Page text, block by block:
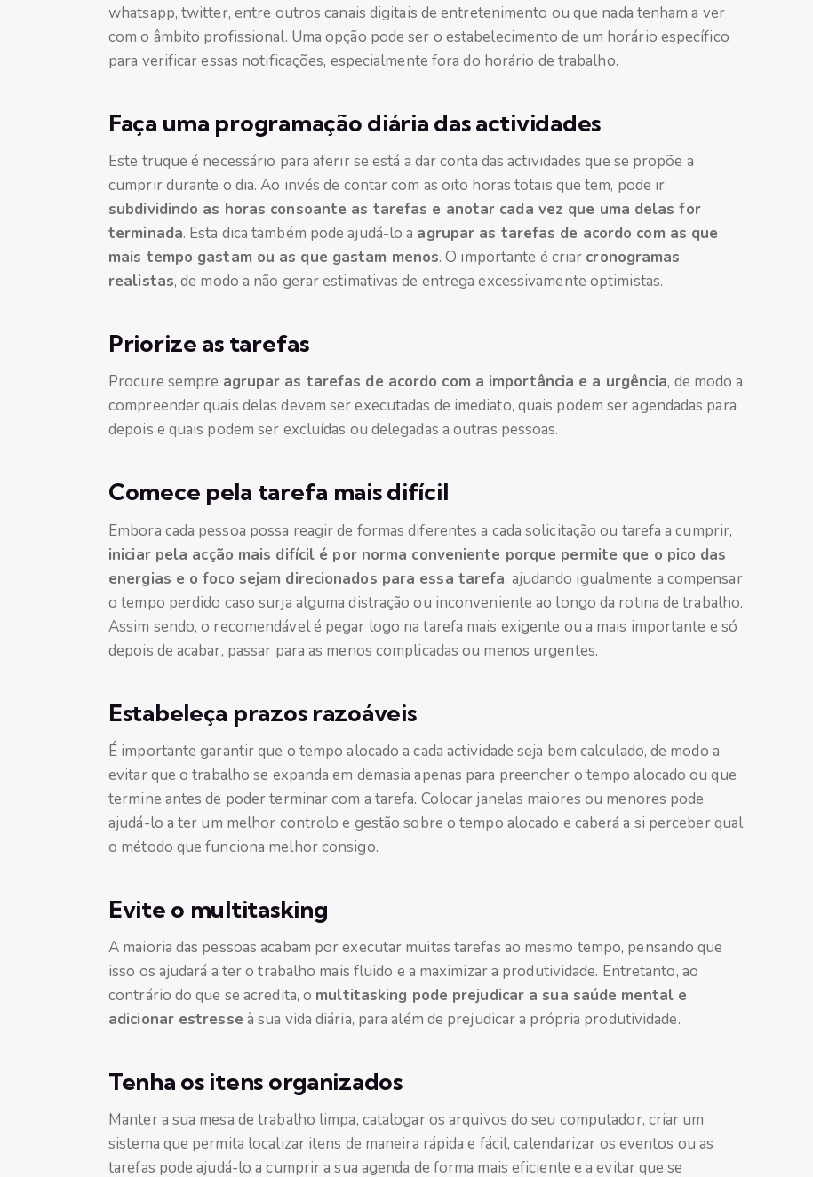
whatsapp, twitter, entre outros canais digitais de entretenimento ou que nada tenham a ver
com o âmbito profissional. Uma opção pode ser o estabelecimento de um horário específico
para verificar essas notificações, especialmente fora do horário de trabalho.
Faça uma programação diária das actividades
Este truque é necessário para aferir se está a dar conta das actividades que se propõe a
cumprir durante o dia. Ao invés de contar com as oito horas totais que tem, pode ir
subdividindo as horas consoante as tarefas e anotar cada vez que uma delas for
terminada. Esta dica também pode ajudá-lo a agrupar as tarefas de acordo com as que
mais tempo gastam ou as que gastam menos. O importante é criar cronogramas
realistas, de modo a não gerar estimativas de entrega excessivamente optimistas.
Priorize as tarefas
Procure sempre agrupar as tarefas de acordo com a importância e a urgência, de modo a
compreender quais delas devem ser executadas de imediato, quais podem ser agendadas para
depois e quais podem ser excluídas ou delegadas a outras pessoas.
Comece pela tarefa mais difícil
Embora cada pessoa possa reagir de formas diferentes a cada solicitação ou tarefa a cumprir,
iniciar pela acção mais difícil é por norma conveniente porque permite que o pico das
energias e o foco sejam direcionados para essa tarefa, ajudando igualmente a compensar
o tempo perdido caso surja alguma distração ou inconveniente ao longo da rotina de trabalho.
Assim sendo, o recomendável é pegar logo na tarefa mais exigente ou a mais importante e só
depois de acabar, passar para as menos complicadas ou menos urgentes.
Estabeleça prazos razoáveis
É importante garantir que o tempo alocado a cada actividade seja bem calculado, de modo a
evitar que o trabalho se expanda em demasia apenas para preencher o tempo alocado ou que
termine antes de poder terminar com a tarefa. Colocar janelas maiores ou menores pode
ajudá-lo a ter um melhor controlo e gestão sobre o tempo alocado e caberá a si perceber qual
o método que funciona melhor consigo.
Evite o multitasking
A maioria das pessoas acabam por executar muitas tarefas ao mesmo tempo, pensando que
isso os ajudará a ter o trabalho mais fluido e a maximizar a produtividade. Entretanto, ao
contrário do que se acredita, o multitasking pode prejudicar a sua saúde mental e
adicionar estresse à sua vida diária, para além de prejudicar a própria produtividade.
Tenha os itens organizados
Manter a sua mesa de trabalho limpa, catalogar os arquivos do seu computador, criar um
sistema que permita localizar itens de maneira rápida e fácil, calendarizar os eventos ou as
tarefas pode ajudá-lo a cumprir a sua agenda de forma mais eficiente e a evitar que se